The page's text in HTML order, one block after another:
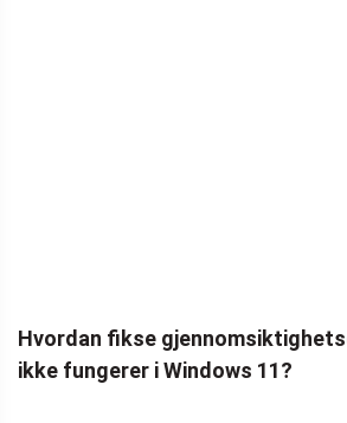
Hvordan fikse
ikke fungerer i Windows 11?